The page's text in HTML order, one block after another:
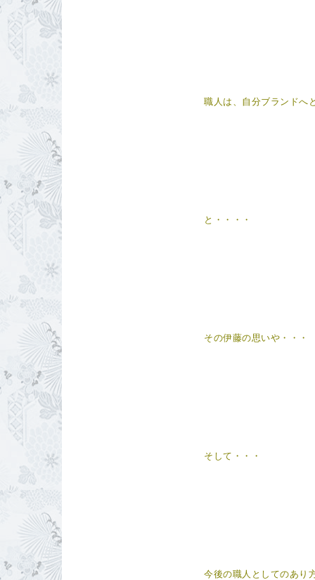
職人は、自分ブランドへ
と・・・・
その伊藤の思いや・・
そして・・・
今後の職人としてのあり